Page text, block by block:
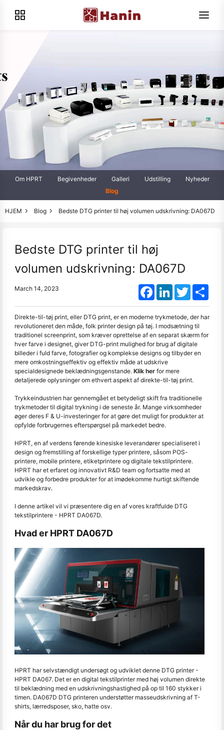
Om HPRT Begivenheder Galleri Udstilling
Nyheder
Blog
HJEM Blog Bedste DTG printer til høj volumen udskrivning: DA067D
Bedste DTG printer til høj
volumen udskrivning: DA067D
March 14, 2023 FacebookLinkedInTwitter
Direkte-til-tøj print, eller DTG print, er en moderne trykmetode, der har
revolutioneret den måde, folk printer design på tøj. I modsætning til
traditionel screenprint, som kræver oprettelse af en separat skærm for
hver farve i designet, giver DTG-print mulighed for brug af digitale
billeder i fuld farve, fotografier og komplekse designs og tilbyder en
mere omkostningseffektiv og effektiv måde at udskrive
specialdesignede beklædningsgenstande. Klik her for mere
detaljerede oplysninger om ethvert aspekt af direkte-til-tøj print.
Trykkeindustrien har gennemgået et betydeligt skift fra traditionelle
trykmetoder til digital trykning i de seneste år. Mange virksomheder
øger deres F & U-investeringer for at gøre det muligt for produkter at
opfylde forbrugernes efterspørgsel på markedet bedre.
HPRT, en af verdens førende kinesiske leverandører specialiseret i
design og fremstilling af forskellige typer printere, såsom POS-
printere, mobile printere, etiketprintere og digitale tekstilprintere.
HPRT har et erfaret og innovativt R&D team og fortsatte med at
udvikle og forbedre produkter for at imødekomme hurtigt skiftende
markedskrav.
I denne artikel vil vi præsentere dig en af vores kraftfulde DTG
tekstilprintere - HPRT DA067D.
Hvad er HPRT DA067D
HPRT har selvstændigt undersøgt og udviklet denne DTG printer -
HPRT DA067. Det er en digital tekstilprinter med høj volumen direkte
til beklædning med en udskrivningshastighed på op til 160 stykker i
timen. DA067D DTG printeren understøtter masseudskrivning af T-
shirts, lærredsposer, sko, hatte osv.
Når du har brug for det